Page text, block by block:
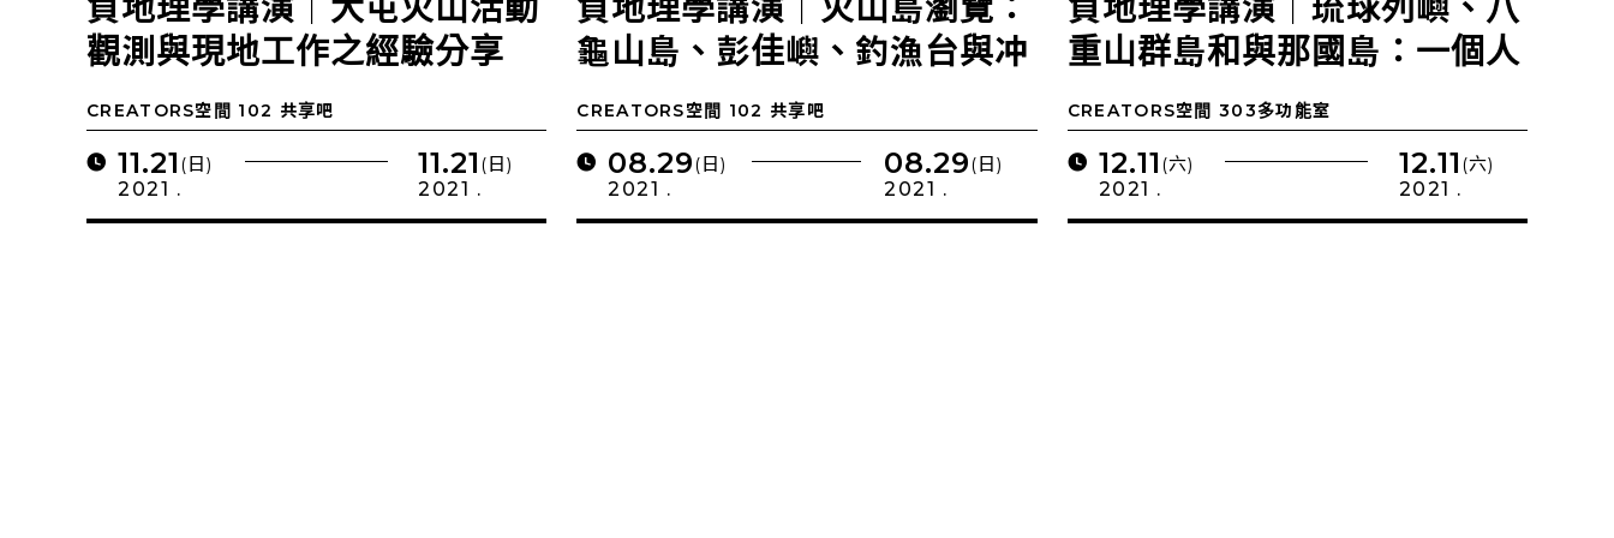
觀測與現地工作之經驗分享
CREATORS空間 102 共享吧
11.21 (日)
2021 .
11.21 (日)
2021 .
龜山島、彭佳嶼、釣漁台與冲
繩海槽海底火山之探討
CREATORS空間 102 共享吧
08.29(日)
2021 .
08.29(日)
2021 .
重山群島和與那國島：一個人
類學家的日常觀察
CREATORS空間 303多功能室
12.11 (六)
2021 .
12.11 (六)
2021 .